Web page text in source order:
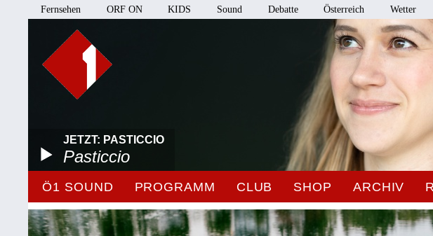
Fernsehen ORF ON KIDS Sound Debatte Österreich Wetter
JETZT: PASTICCIO
Pasticcio
Ö1 SOUND PROGRAMM CLUB SHOP ARCHIV